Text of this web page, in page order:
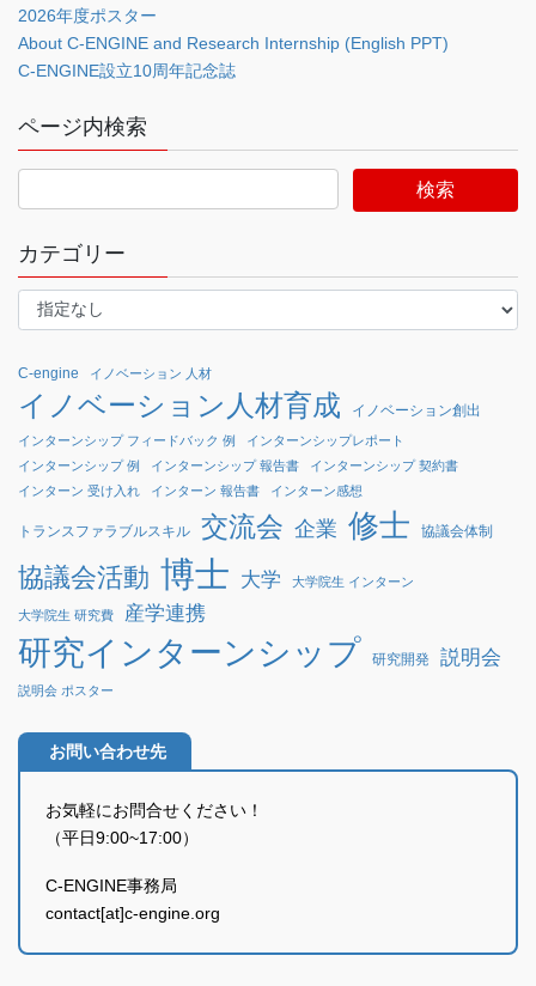
2026年度ポスター
About C-ENGINE and Research Internship (English PPT)
C-ENGINE設立10周年記念誌
ページ内検索
カテゴリー
C-engine イノベーション 人材
イノベーション人材育成 イノベーション創出
インターンシップ フィードバック 例
インターンシップレポート
インターンシップ 例
インターンシップ 報告書
インターンシップ 契約書
インターン 受け入れ
インターン 報告書 インターン感想
トランスファラブルスキル 交流会 企業 修士 協議会体制
協議会活動 博士 大学 大学院生 インターン
大学院生 研究費 産学連携
研究インターンシップ 研究開発 説明会
説明会 ポスター
お問い合わせ先
お気軽にお問合せください！
（平日9:00~17:00）
C-ENGINE事務局
contact[at]c-engine.org